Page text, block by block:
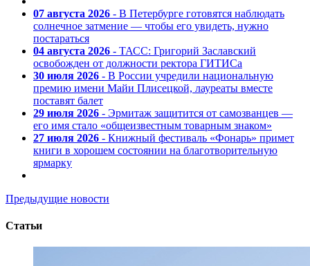
07 августа 2026 - В Петербурге готовятся наблюдать
солнечное затмение — чтобы его увидеть, нужно
постараться
04 августа 2026 - ТАСС: Григорий Заславский
освобожден от должности ректора ГИТИСа
30 июля 2026 - В России учредили национальную
премию имени Майи Плисецкой, лауреаты вместе
поставят балет
29 июля 2026 - Эрмитаж защитится от самозванцев —
его имя стало «общеизвестным товарным знаком»
27 июля 2026 - Книжный фестиваль «Фонарь» примет
книги в хорошем состоянии на благотворительную
ярмарку
Предыдущие новости
Статьи